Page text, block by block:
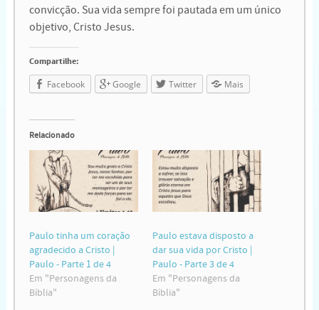
convicção. Sua vida sempre foi pautada em um único
objetivo, Cristo Jesus.
Compartilhe:
Facebook Google Twitter Mais
Relacionado
Paulo tinha um coração
agradecido a Cristo |
Paulo - Parte 1 de 4
Em "Personagens da
Bíblia"
Paulo estava disposto a
dar sua vida por Cristo |
Paulo - Parte 3 de 4
Em "Personagens da
Bíblia"